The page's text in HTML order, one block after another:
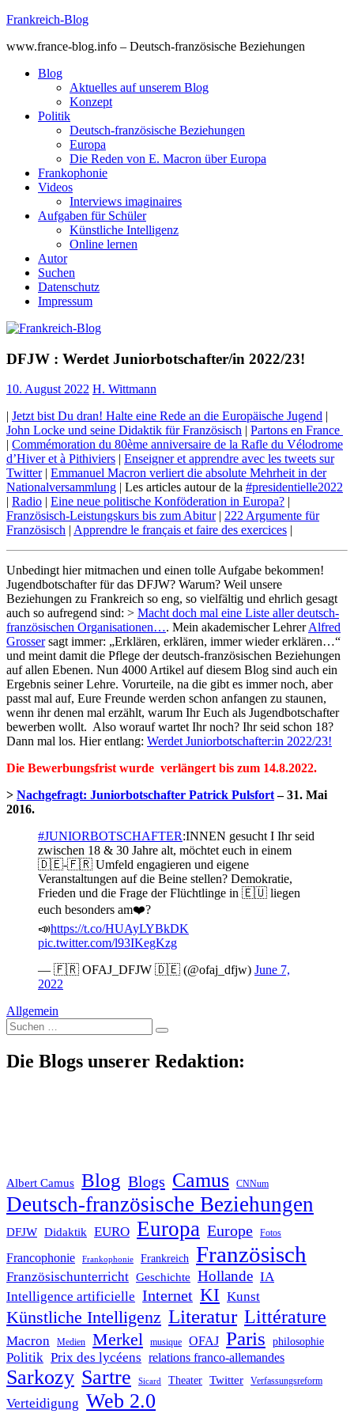
Skip
content
Frankreich-Blog
www.france-blog.info – Deutsch-französische Beziehungen
Blog
Aktuelles auf unserem Blog
Konzept
Politik
Deutsch-französische Beziehungen
Europa
Die Reden von E. Macron über Europa
Frankophonie
Videos
Interviews imaginaires
Aufgaben für Schüler
Künstliche Intelligenz
Online lernen
Autor
Suchen
Datenschutz
Impressum
DFJW : Werdet Juniorbotschafter/in 2022/23!
10. August 2022 H. Wittmann
| Jetzt bist Du dran! Halte eine Rede an die Europäische Jugend |
John Locke und seine Didaktik für Französisch | Partons en France
| Commémoration du 80ème anniversaire de la Rafle du Vélodrome
d’Hiver et à Pithiviers | Enseigner et apprendre avec les tweets sur
Twitter| Emmanuel Macron verliert die absolute Mehrheit in der
Nationalversammlung | Les articles autour de la #presidentielle2022
| Radio | Eine neue politische Konföderation in Europa? |
Französisch-Leistungskurs bis zum Abitur| 222 Argumente für
Französisch | Apprendre le français et faire des exercices |
Unbedingt hier mitmachen und einen tolle Aufgabe bekommen!
Jugendbotschafter für das DFJW? Warum? Weil unsere
Beziehungen zu Frankreich so eng, so vielfältig und ehrlich gesagt
auch so aufregend sind: > Macht doch mal eine Liste aller deutsch-
französischen Organisationen…. Mein akademischer LehrerAlfred
Grossersagt immer: „Erklären, erklären, immer wieder erklären…“
und meint damit die Pflege der deutsch-französischen Beziehungen
auf allen Ebenen. Nun 4000 Artikel auf diesem Blog sind auch ein
Ergebnis seiner Lehre. Vorurteile, na die gibt es immer noch, aber
passt mal auf, Eure Freunde werden schon anfangen zu staunen,
wenn ihr denen mal erzählt, warum Ihr Euch als Jugendbotschafter
bewerben wollt. Also worauf wartet Ihr noch? Ihr seid schon 18?
Dann mal los. Hier entlang: Werdet Juniorbotschafter:in 2022/23!
Die Bewerbungsfrist wurde verlängert bis zum 14.8.2022.
> Nachgefragt: Juniorbotschafter Patrick Pulsfort– 31. Mai
2016.
#JUNIORBOTSCHAFTER:INNEN gesucht I Ihr seid
zwischen 18 & 30 Jahre alt, möchtet euch in einem
🇩🇪-🇫🇷 Umfeld engagieren und eigene
Veranstaltungen auf die Beine stellen? Demokratie,
Frieden und die Frage der Flüchtlinge in 🇪🇺 liegen
euch besonders am❤️?
📣https://t.co/HUAyLYBkDK
pic.twitter.com/l93IKegKzg
— 🇫🇷 OFAJ_DFJW 🇩🇪 (@ofaj_dfjw) June 7,
2022
Allgemein
Suche
nach:
Die Blogs unserer Redaktion:
Albert Camus Blog Blogs Camus CNNum
Deutsch-französische Beziehungen
DFJW Didaktik EURO Europa Europe Fotos
Francophonie Frankophonie Frankreich Französisch
Französischunterricht Geschichte Hollande IA
Intelligence artificielle Internet KI Kunst
Künstliche Intelligenz Literatur Littérature
Macron Medien Merkel musique OFAJ Paris philosophie
Politik Prix des lycéens relations franco-allemandes
Sarkozy Sartre Sicard Theater Twitter Verfassungsreform
Verteidigung Web 2.0